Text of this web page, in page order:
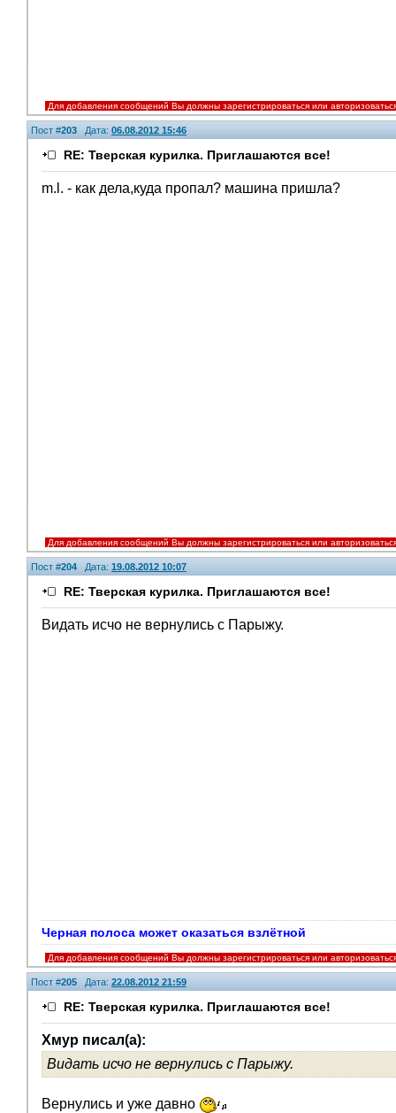
Для добавления сообщений Вы должны зарегистрироваться или
Пост #203 Дата: 06.08.2012 15:46
RE: Тверская курилка. Приглашаются все!
m.l. - как дела,куда пропал? машина пришла?
Для добавления сообщений Вы должны зарегистрироваться или
Пост #204Дата: 19.08.2012 10:07
RE: Тверская курилка. Приглашаются все!
Видать исчо не вернулись с Парыжу.
Черная полоса может оказаться взлётной
Для добавления сообщений Вы должны зарегистрироваться или
Пост #205 Дата: 22.08.2012 21:59
RE: Тверская курилка. Приглашаются все!
Хмур писал(а):
Видать исчо не вернулись с Парыжу.
Вернулись и уже давно